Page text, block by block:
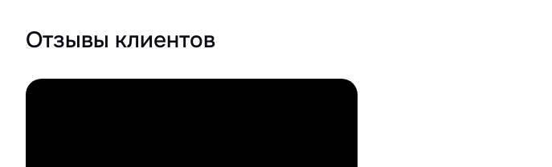
Отзывы клиентов